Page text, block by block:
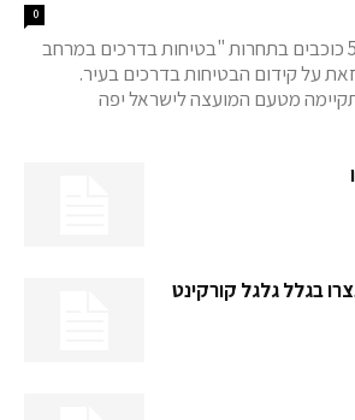
0
עיריית נתניה זכתה ב-5 כוכבים בתחרות "בטיחות בדרכים במרחב
2020", וזאת על קידום הבטיחות בדרכים בעיר.
מטעם המועצה לישראל יפה
בגלל גלגל קורקינט